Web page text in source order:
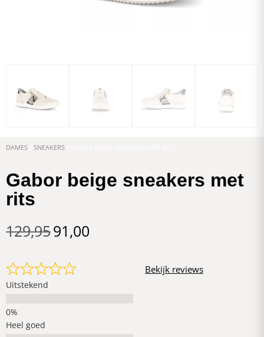
DAMES SNEAKERS
Gabor beige sneakers met
rits
129,9591,00
Uitstekend
Heel goed
Bekijk reviews